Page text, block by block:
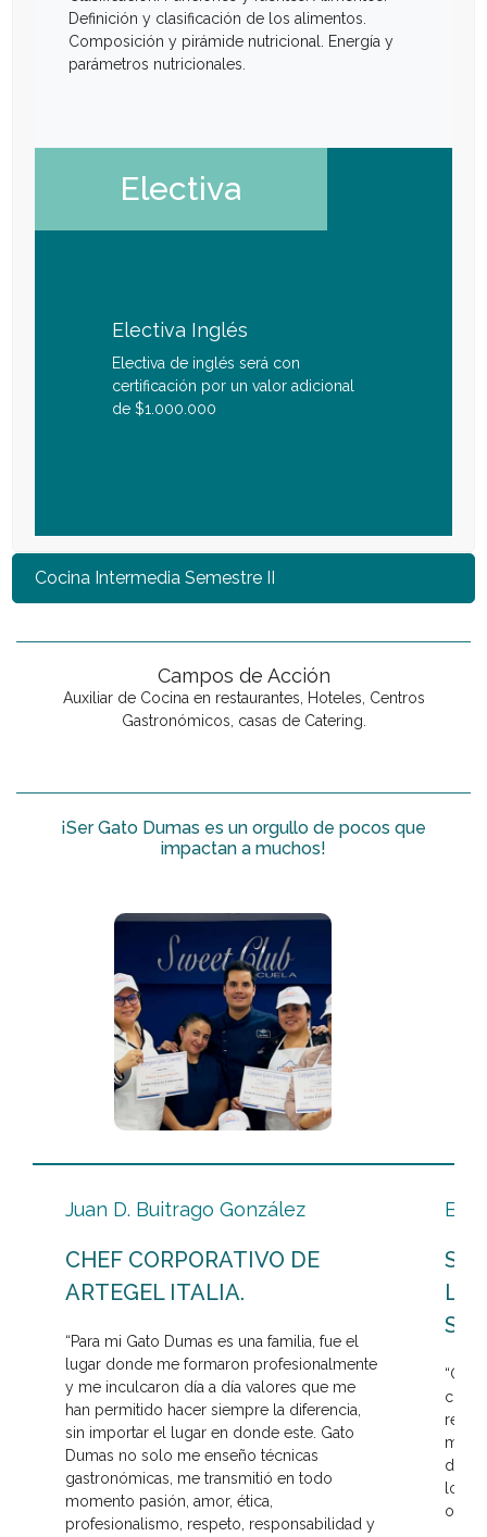
Definición y clasificación de los alimentos.
Composición y pirámide nutricional. Energía y
parámetros nutricionales.
Electiva
Electiva Inglés
Electiva de inglés será con
certificación por un valor adicional
de $1.000.000
Cocina Intermedia Semestre II
Campos de Acción
Auxiliar de Cocina en restaurantes, Hoteles, Centros
Gastronómicos, casas de Catering.
¡Ser Gato Dumas es un orgullo de pocos que
impactan a muchos!
Juan D. Buitrago González
CHEF CORPORATIVO DE
ARTEGEL ITALIA.
“Para mi Gato Dumas es una familia, fue el
lugar donde me formaron profesionalmente
y me inculcaron día a día valores que me
han permitido hacer siempre la diferencia,
sin importar el lugar en donde este. Gato
Dumas no solo me enseño técnicas
gastronómicas, me transmitió en todo
momento pasión, amor, ética,
profesionalismo, respeto, responsabilidad y
SU
LAÍ
lo